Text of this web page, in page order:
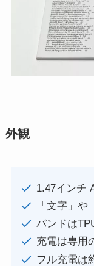
外観
1.47インチ
「文字」
バンドは
充電は専用
フル充電は